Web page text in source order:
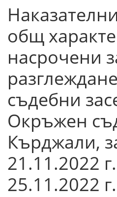
общ
насрочени
съдебни
Окръжен
Кърджали,
21.11.2022
25.11.2022 г.